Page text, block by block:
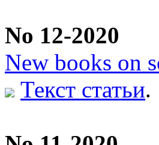
No 12-2020
New books on
Текст статьи.